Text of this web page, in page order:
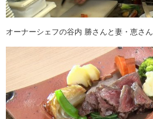
オーナーシェフの谷内 勝さんと妻・恵さん